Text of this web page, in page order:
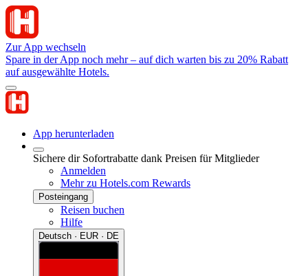
Zur App wechseln
Spare in der App noch mehr – auf dich warten bis zu 20% Rabatt
auf ausgewählte Hotels.
App herunterladen
Sichere dir Sofortrabatte dank Preisen für Mitglieder
Anmelden
Mehr zu Hotels.com Rewards
Posteingang
Reisen buchen
Hilfe
Deutsch · EUR · DE